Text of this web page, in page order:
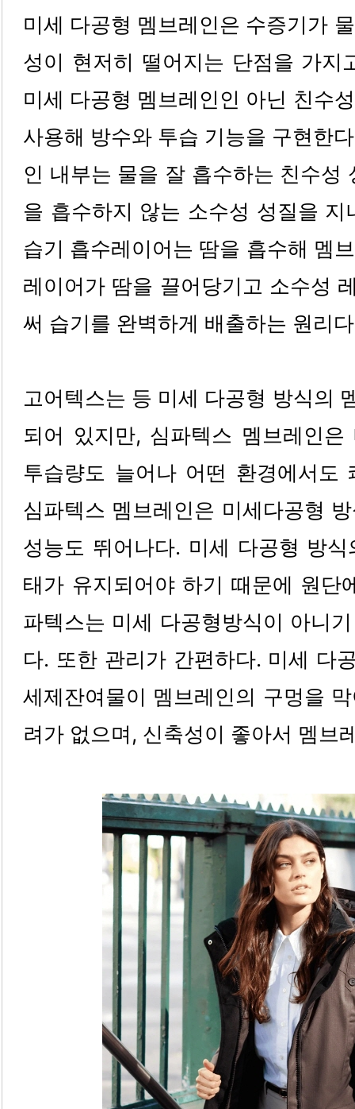
미세 다공형 멤브레인은 수증기가
성이 현저히 떨어지는 단점을 가지
미세 다공형 멤브레인인 아닌 친수
사용해 방수와 투습 기능을 구현한
인 내부는 물을 잘 흡수하는 친수성
을 흡수하지 않는 소수성 성질을
습기 흡수레이어는 땀을 흡수해 멤
레이어가 땀을 끌어당기고 소수성
써 습기를 완벽하게 배출하는 원리
고어텍스는 등 미세 다공형 방식의
되어 있지만, 심파텍스 멤브레인
투습량도 늘어나 어떤 환경에서도
심파텍스 멤브레인은 미세다공형
성능도 뛰어나다. 미세 다공형 방
태가 유지되어야 하기 때문에 원단
파텍스는 미세 다공형방식이 아니
다. 또한 관리가 간편하다. 미세 다
세제잔여물이 멤브레인의 구멍을
려가 없으며, 신축성이 좋아서 멤브